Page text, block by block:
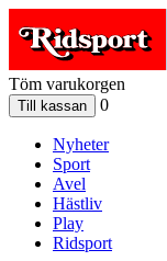
Töm varukorgen
0
Nyheter
Sport
Avel
Hästliv
Play
Ridsport